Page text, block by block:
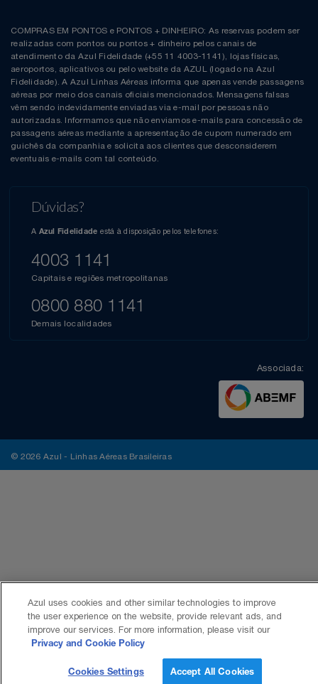
COMPRAS EM PONTOS e PONTOS + DINHEIRO: As reservas podem ser
realizadas com pontos ou pontos + dinheiro pelos canais de
atendimento da Azul Fidelidade (+55 11 4003-1141), lojas físicas,
aeroportos, aplicativos ou pelo website da AZUL (logado na Azul
Fidelidade). A Azul Linhas Aéreas informa que apenas vende passagens
aéreas por meio dos canais oficiais mencionados. Mensagens falsas
vêm sendo indevidamente enviadas via e-mail por pessoas não
autorizadas. Informamos que não enviamos e-mails para concessão de
passagens aéreas mediante a apresentação de cupom numerado em
guichês da companhia e solicita aos clientes que desconsiderem
eventuais e-mails com tal conteúdo.
Dúvidas?
A Azul Fidelidade está à disposição pelos telefones:
4003 1141
Capitais e regiões metropolitanas
0800 880 1141
Demais localidades
Associada:
© 2026 Azul - Linhas Aéreas Brasileiras
Azul uses cookies and other similar technologies to improve
the user experience on the website, provide relevant ads, and
improve our services. For more information, please visit our
Privacy and Cookie Policy
Cookies Settings Accept All Cookies